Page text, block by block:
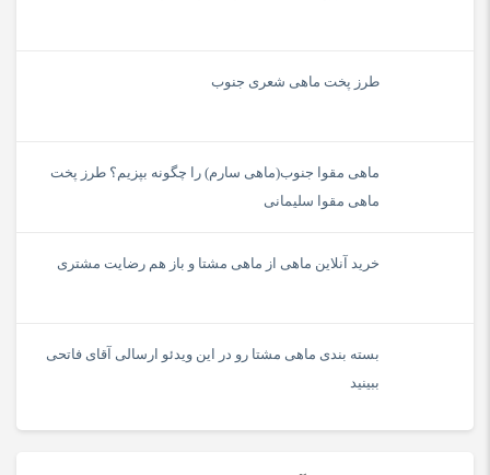
طرز پخت ماهی شعری جنوب
ماهی مقوا جنوب(ماهی سارم) را چگونه بپزیم؟ طرز پخت
ماهی مقوا سلیمانی
خرید آنلاین ماهی از ماهی مشتا و باز هم رضایت مشتری
بسته بندی ماهی مشتا رو در این ویدئو ارسالی آقای فاتحی
ببینید